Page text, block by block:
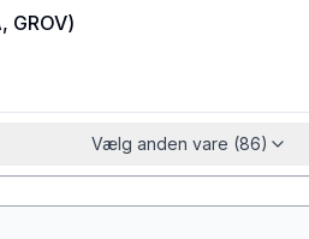
GROV)
Vælg anden vare (86)